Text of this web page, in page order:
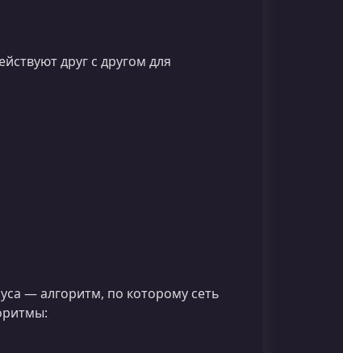
друг с другом для
— алгоритм, по которому сеть